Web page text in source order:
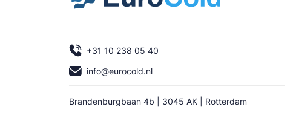
+31 10 238 05 40
info@eurocold.nl
Brandenburgbaan 4b | 3045 AK | Rotterdam